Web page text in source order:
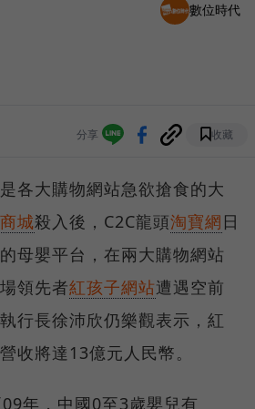
數位時代
分享 收藏
各大購物網站急欲搶食的大
城殺入後，C2C龍頭淘寶網 日
母嬰平台，在兩大購物網站
領先者紅孩子網站遭遇空前
行長徐沛欣仍樂觀表示，紅
收將達13億元人民幣。
年，中國0至3歲嬰兒有